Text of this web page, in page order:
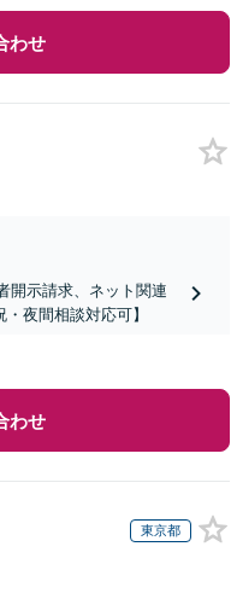
わせ
開示請求、ネット関連
夜間相談対応可】
わせ
東京都